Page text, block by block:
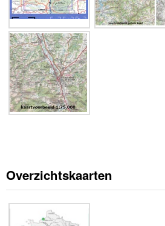
Overzichtskaarten